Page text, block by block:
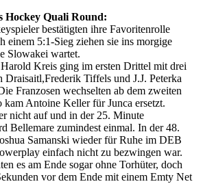
Hockey Quali Round:
bestätigten ihre Favoritenrolle
einem 5:1-Sieg ziehen sie ins morgige
Slowakei wartet.
Kreis ging im ersten Drittel mit drei
Tiffels und J.J. Peterka
Franzosen wechselten ab dem zweiten
Antoine Keller für Junca ersetzt.
nicht auf und in der 25. Minute
Bellemare zumindest einmal. In der 48.
Samanski wieder für Ruhe im DEB
einfach nicht zu bezwingen war.
es am Ende sogar ohne Torhüter, doch
vor dem Ende mit einem Emty Net